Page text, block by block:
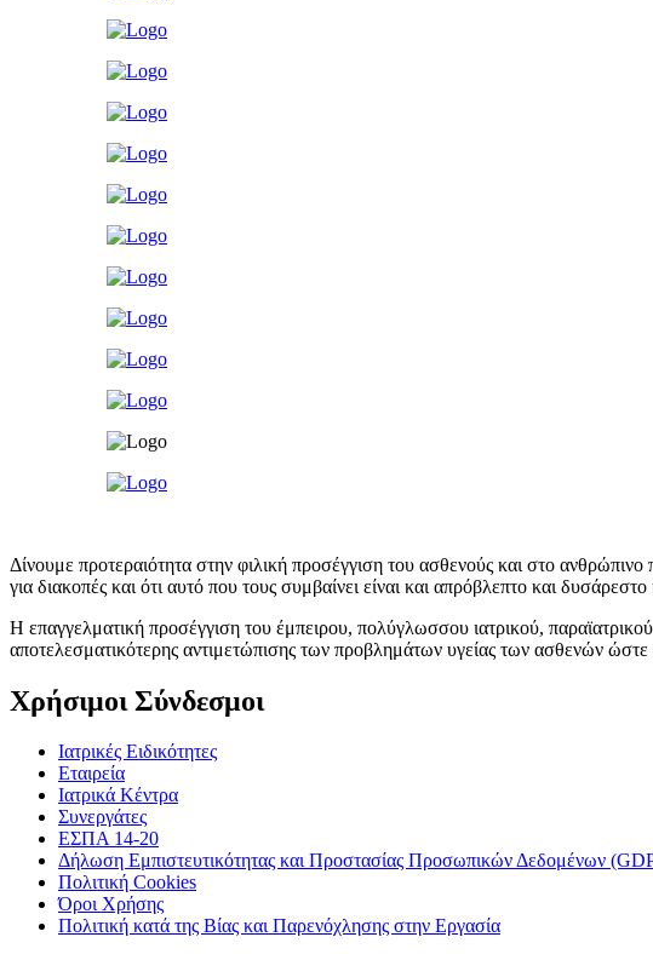
Δίνουμε προτεραιότητα στην φιλική προσέγγιση του ασθενούς και στο
για διακοπές και ότι αυτό που τους συμβαίνει είναι και απρόβλεπτο και
Η επαγγελματική προσέγγιση του έμπειρου, πολύγλωσσου ιατρικού,
αποτελεσματικότερης αντιμετώπισης των προβλημάτων υγείας των ασθενών
Χρήσιμοι Σύνδεσμοι
Ιατρικές Ειδικότητες
Εταιρεία
Ιατρικά Κέντρα
Συνεργάτες
ΕΣΠΑ 14-20
Δήλωση Εμπιστευτικότητας και Προστασίας Προσωπικών Δεδομένων
Πολιτική Cookies
Όροι Χρήσης
Πολιτική κατά της Βίας και Παρενόχλησης στην Εργασία